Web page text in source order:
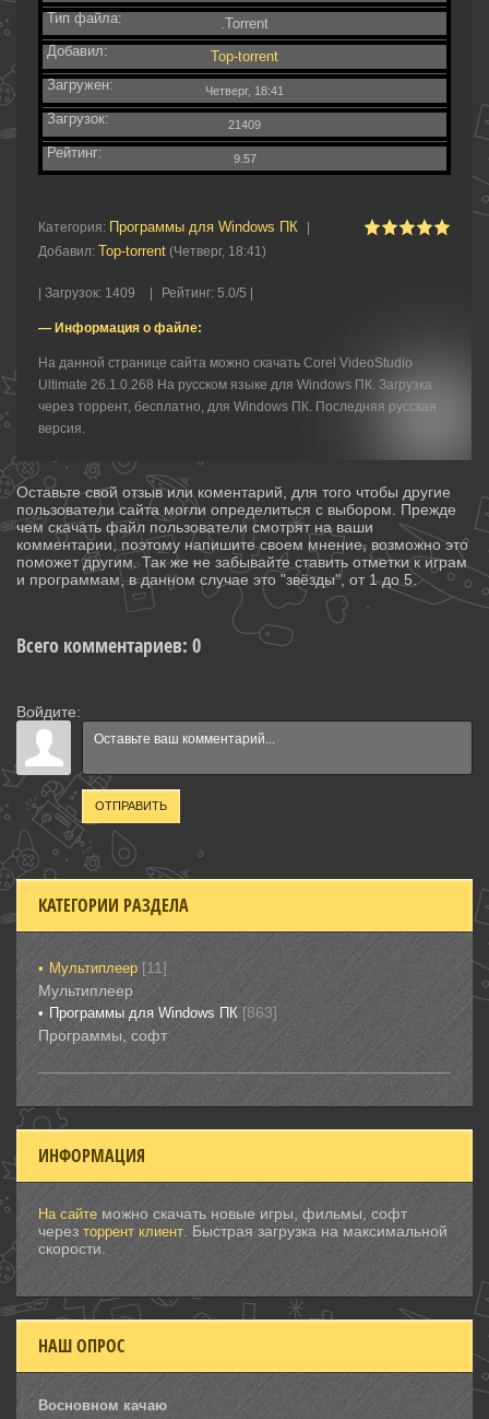
Тип файла:
.Torrent
Добавил:
Top-torrent
Загружен:
Четверг, 18:41
Загрузок: 21409
Рейтинг: 9.57
Категория: Программы для Windows ПК
Добавил: Top-torrent (Четверг, 18:41)
Загрузок: 1409 Рейтинг: 5.0/5 |
— Информация о файле:
На данной странице сайта можно скачать Corel VideoStudio
Ultimate 26.1.0.268 На русском языке для Windows ПК. Загрузка
через торрент, бесплатно, для Windows ПК. Последняя русская
версия.
Оставьте свой отзыв или коментарий, для того чтобы другие
пользователи сайта могли определиться с выбором. Прежде
чем скачать файл пользователи смотрят на ваши
комментарии, поэтому напишите своем мнение, возможно это
поможет другим. Так же не забывайте ставить отметки к играм
и программам, в данном случае это "звёзды", от 1 до 5.
Всего комментариев: 0
Войдите:
ОТПРАВИТЬ
КАТЕГОРИИ РАЗДЕЛА
Мультиплеер [11]
Мультиплеер
Программы для Windows ПК [863]
Программы, софт
ИНФОРМАЦИЯ
На сайте можно скачать новые игры, фильмы, софт
через торрент клиент . Быстрая загрузка на максимальной
скорости.
НАШ ОПРОС
Восновном качаю